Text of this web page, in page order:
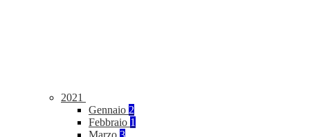
2021
Gennaio 2
Febbraio 1